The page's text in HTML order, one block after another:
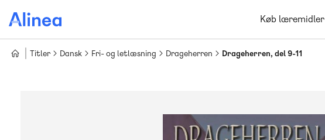
hovedindhold
Køb læremidler
Titler Dansk Fri- og letlæsning Drageherren Drageherren, del 9-11